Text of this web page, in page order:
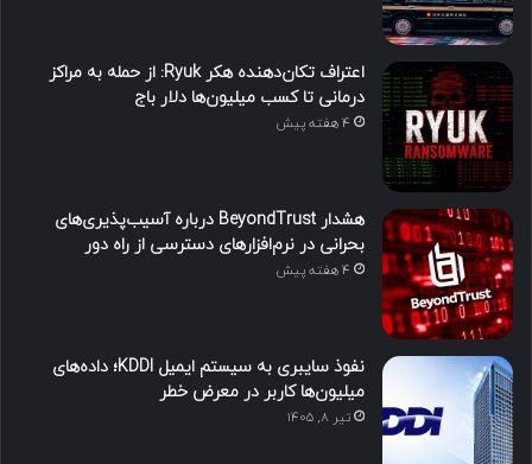
اعتراف تکان‌دهنده هکر Ryuk: از حمله به مراکز
درمانی تا کسب میلیون‌ها دلار باج
4 هفته پیش
هشدار BeyondTrust درباره آسیب‌پذیری‌های
بحرانی در نرم‌افزارهای دسترسی از راه دور
4 هفته پیش
نفوذ سایبری به سیستم ایمیل KDDI؛ داده‌های
میلیون‌ها کاربر در معرض خطر
تیر ۸, ۱۴۰۵